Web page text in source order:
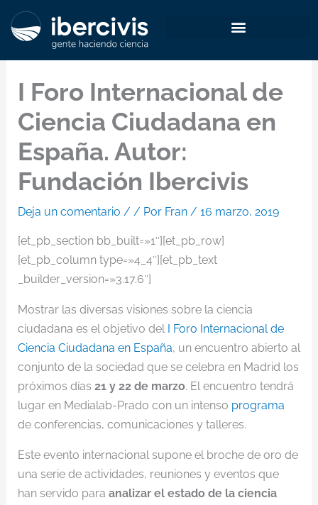
I Foro Internacional de
Ciencia Ciudadana en
España. Autor:
Fundación Ibercivis
Deja un comentario / / Por Fran / 16 marzo, 2019
[et_pb_section bb_built=»1″][et_pb_row]
[et_pb_column type=»4_4″][et_pb_text
_builder_version=»3.17.6″]
Mostrar las diversas visiones sobre la ciencia
ciudadana es el objetivo del I Foro Internacional de
Ciencia Ciudadana en España, un encuentro abierto al
conjunto de la sociedad que se celebra en Madrid los
próximos días 21 y 22 de marzo. El encuentro tendrá
lugar en Medialab-Prado con un intenso programa
de conferencias, comunicaciones y talleres.
Este evento internacional supone el broche de oro de
una serie de actividades, reuniones y eventos que
han servido para analizar el estado de la ciencia